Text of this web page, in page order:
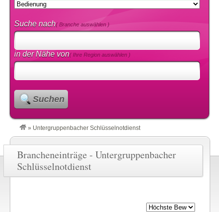
Suche nach( Branche auswählen )
in der Nähe von( Ihre Region auswählen )
Suchen
» Untergruppenbacher Schlüsselnotdienst
Brancheneinträge - Untergruppenbacher
Schlüsselnotdienst